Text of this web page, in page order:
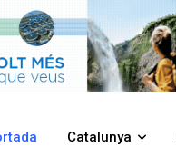
Catalunya